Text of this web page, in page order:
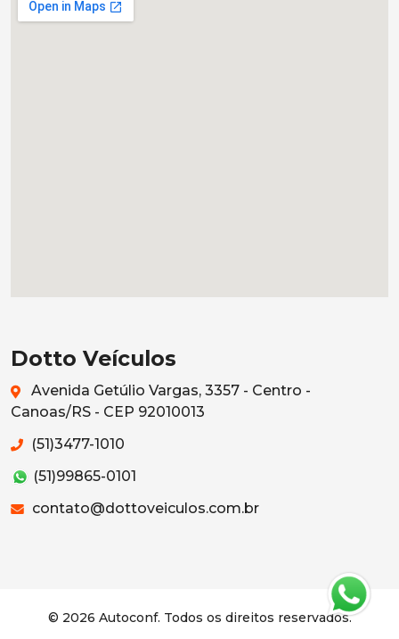
Dotto Veículos
Avenida Getúlio Vargas, 3357 - Centro -
Canoas/RS - CEP 92010013
(51)3477-1010
(51)99865-0101
contato@dottoveiculos.com.br
© 2026 Autoconf. Todos os direitos reservados.